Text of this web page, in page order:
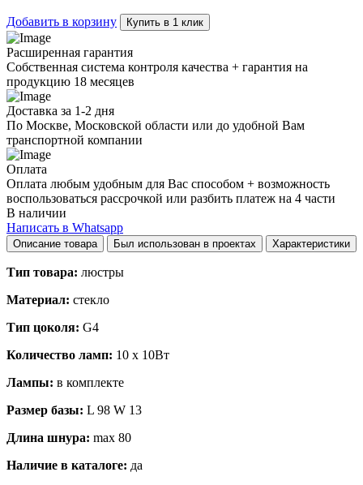
Добавить в корзину Купить в 1 клик
Расширенная гарантия
Собственная система контроля качества + гарантия на
продукцию 18 месяцев
Доставка за 1-2 дня
По Москве, Московской области или до удобной Вам
транспортной компании
Оплата
Оплата любым удобным для Вас способом + возможность
воспользоваться рассрочкой или разбить платеж на 4 части
В наличии
Написать в Whatsapp
Описание товара Был использован в проектах Характеристики
Тип товара: люстры
Материал: стекло
Тип цоколя: G4
Количество ламп: 10 х 10Вт
Лампы: в комплекте
Размер базы: L 98 W 13
Длина шнура: max 80
Наличие в каталоге: да